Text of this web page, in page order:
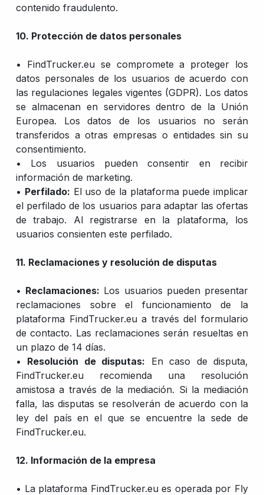
contenido fraudulento.
10. Protección de datos personales
• FindTrucker.eu se compromete a proteger los
datos personales de los usuarios de acuerdo con
las regulaciones legales vigentes (GDPR). Los datos
se almacenan en servidores dentro de la Unión
Europea. Los datos de los usuarios no serán
transferidos a otras empresas o entidades sin su
consentimiento.
• Los usuarios pueden consentir en recibir
información de marketing.
• Perfilado: El uso de la plataforma puede implicar
el perfilado de los usuarios para adaptar las ofertas
de trabajo. Al registrarse en la plataforma, los
usuarios consienten este perfilado.
11. Reclamaciones y resolución de disputas
• Reclamaciones: Los usuarios pueden presentar
reclamaciones sobre el funcionamiento de la
plataforma FindTrucker.eu a través del formulario
de contacto. Las reclamaciones serán resueltas en
un plazo de 14 días.
• Resolución de disputas: En caso de disputa,
FindTrucker.eu recomienda una resolución
amistosa a través de la mediación. Si la mediación
falla, las disputas se resolverán de acuerdo con la
ley del país en el que se encuentre la sede de
FindTrucker.eu.
12. Información de la empresa
• La plataforma FindTrucker.eu es operada por Fly